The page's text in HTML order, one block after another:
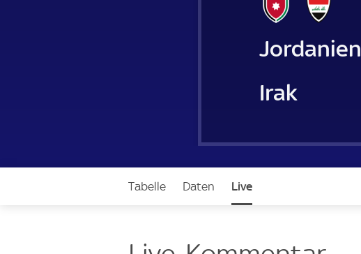
Jordanien
Irak
Tabelle Daten Live